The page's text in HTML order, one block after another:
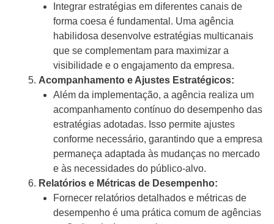
Integrar estratégias em diferentes canais de
forma coesa é fundamental. Uma agência
habilidosa desenvolve estratégias multicanais
que se complementam para maximizar a
visibilidade e o engajamento da empresa.
Acompanhamento e Ajustes Estratégicos:
Além da implementação, a agência realiza um
acompanhamento contínuo do desempenho das
estratégias adotadas. Isso permite ajustes
conforme necessário, garantindo que a empresa
permaneça adaptada às mudanças no mercado
e às necessidades do público-alvo.
Relatórios e Métricas de Desempenho:
Fornecer relatórios detalhados e métricas de
desempenho é uma prática comum de agências